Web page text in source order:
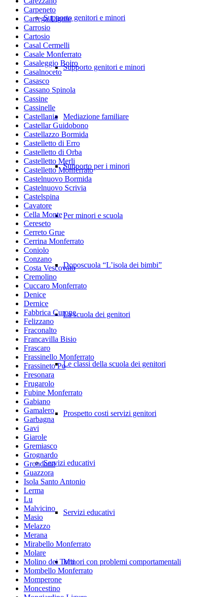
Supporto genitori e minori
Supporto genitori e minori
Mediazione familiare
Supporto per i minori
Per minori e scuola
Doposcuola “L’isola dei bimbi”
La scuola dei genitori
Le classi della scuola dei genitori
Prospetto costi servizi genitori
Servizi educativi
Servizi educativi
Minori con problemi comportamentali
Carpeneto
Carrega Ligure
Carrosio
Cartosio
Casal Cermelli
Casale Monferrato
Casaleggio Boiro
Casalnoceto
Casasco
Cassano Spinola
Cassine
Cassinelle
Castellania
Castellar Guidobono
Castellazzo Bormida
Castelletto di Erro
Castelletto di Orba
Castelletto Merli
Castelletto Monferrato
Castelnuovo Bormida
Castelnuovo Scrivia
Castelspina
Cavatore
Cella Monte
Cereseto
Cerreto Grue
Cerrina Monferrato
Coniolo
Conzano
Costa Vescovato
Cremolino
Cuccaro Monferrato
Denice
Dernice
Fabbrica Curone
Felizzano
Fraconalto
Francavilla Bisio
Frascaro
Frassinello Monferrato
Frassineto Po
Fresonara
Frugarolo
Fubine Monferrato
Gabiano
Gamalero
Garbagna
Gavi
Giarole
Gremiasco
Grognardo
Grondona
Guazzora
Isola Santo Antonio
Lerma
Lu
Malvicino
Masio
Melazzo
Merana
Mirabello Monferrato
Molare
Molino dei Torti
Mombello Monferrato
Momperone
Moncestino